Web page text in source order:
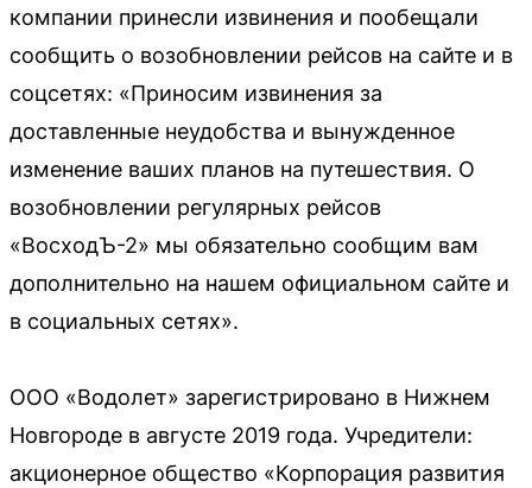
компании принесли извинения и пообещали
сообщить о возобновлении рейсов на сайте и в
соцсетях: «Приносим извинения за
доставленные неудобства и вынужденное
изменение ваших планов на путешествия. О
возобновлении регулярных рейсов
«ВосходЪ-2» мы обязательно сообщим вам
дополнительно на нашем официальном сайте и
в социальных сетях».
ООО «Водолет» зарегистрировано в Нижнем
Новгороде в августе 2019 года. Учредители:
акционерное общество «Корпорация развития